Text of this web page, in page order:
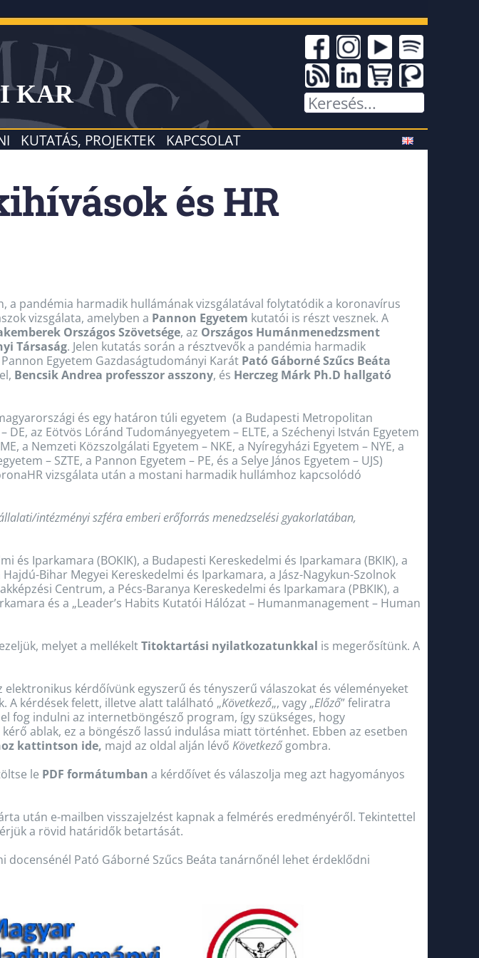
KAR
KUTATÁS, PROJEKTEK KAPCSOLAT
és HR
a pandémia harmadik hullámának vizsgálatával folytatódik a koronavírus
vizsgálata, amelyben a Pannon Egyetem kutatói is részt vesznek. A
Országos Szövetsége, az Országos Humánmenedzsment
Társaság. Jelen kutatás során a résztvevők a pandémia harmadik
Egyetem Gazdaságtudományi Karát Pató Gáborné Szűcs Beáta
Bencsik Andrea professzor asszony, és Herczeg Márk Ph.D hallgató
és egy határon túli egyetem (a Budapesti Metropolitan
az Eötvös Lóránd Tudományegyetem – ELTE, a Széchenyi István Egyetem
a Nemzeti Közszolgálati Egyetem – NKE, a Nyíregyházi Egyetem – NYE, a
– SZTE, a Pannon Egyetem – PE, és a Selye János Egyetem – UJS)
vizsgálata után a mostani harmadik hullámhoz kapcsolódó
intézményi szféra emberi erőforrás menedzselési gyakorlatában,
Iparkamara (BOKIK), a Budapesti Kereskedelmi és Iparkamara (BKIK), a
Bihar Megyei Kereskedelmi és Iparkamara, a Jász-Nagykun-Szolnok
Centrum, a Pécs-Baranya Kereskedelmi és Iparkamara (PBKIK), a
és a „Leader’s Habits Kutatói Hálózat – Humanmanagement – Human
melyet a mellékeltTitoktartási nyilatkozatunkkal is megerősítünk. A
kérdőívünk egyszerű és tényszerű válaszokat és véleményeket
A kérdések felett, illetve alatt található „Következő„, vagy „Előző” feliratra
fog indulni az internetböngésző program, így szükséges, hogy
ablak, ez a böngésző lassú indulása miatt történhet. Ebben az esetben
kattintson ide, majd az oldal alján lévő Következő gombra.
le PDF formátumban a kérdőívet és válaszolja meg azt hagyományos
után e-mailben visszajelzést kapnak a felmérés eredményéről. Tekintettel
a rövid határidők betartását.
Pató Gáborné Szűcs Beáta tanárnőnél lehet érdeklődni